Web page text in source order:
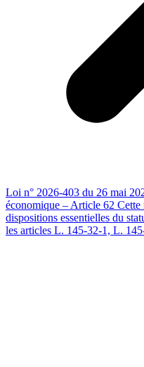
Loi n° 2026-403 du 26 mai
économique – Article 62
dispositions essentielles du
les articles L. 145-32-1, L.